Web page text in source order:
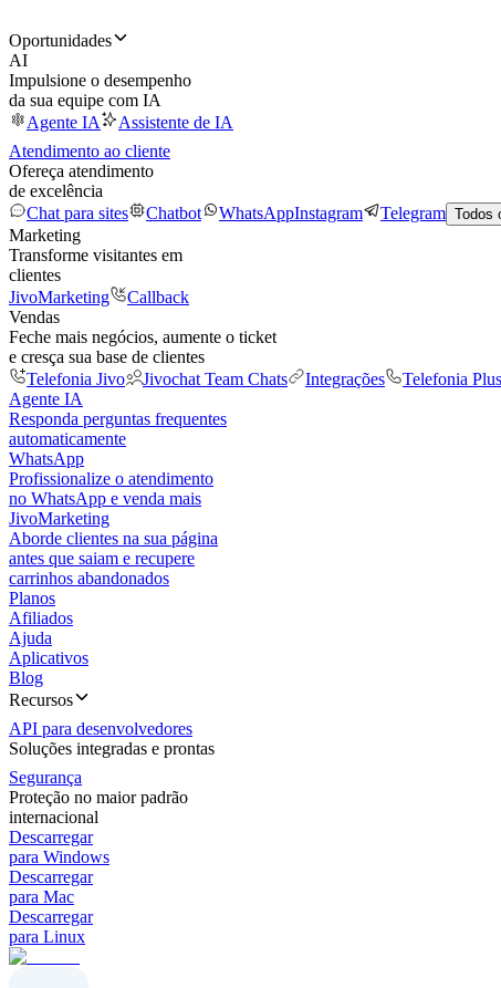
Oportunidades
AI
Impulsione o desempenho
da sua equipe com IA
Agente IA
Assistente de IA
Atendimento ao cliente
Ofereça atendimento
de excelência
Chat para sites
Chatbot WhatsAppInstagram Telegram Todos
Marketing
Transforme visitantes em
clientes
JivoMarketing
Callback
Vendas
Feche mais negócios, aumente o ticket
e cresça sua base de clientes
Telefonia Jivo
Jivochat Team Chats Integrações Telefonia Plus
Agente IA
Responda perguntas frequentes
automaticamente
WhatsApp
Profissionalize o atendimento
no WhatsApp e venda mais
JivoMarketing
Aborde clientes na sua página
antes que saiam e recupere
carrinhos abandonados
Planos
Afiliados
Ajuda
Aplicativos
Blog
Recursos
API para desenvolvedores
Soluções integradas e prontas
Segurança
Proteção no maior padrão
internacional
Descarregar
para Windows
Descarregar
para Mac
Descarregar
para Linux